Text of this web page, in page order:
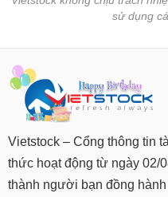
sử dụng
Vietstock – Cổng thông tin
thức hoạt động từ ngày 02/
thành người bạn đồng